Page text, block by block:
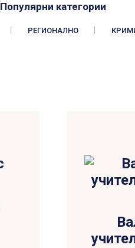
Популярни категории
РЕГИОНАЛНО